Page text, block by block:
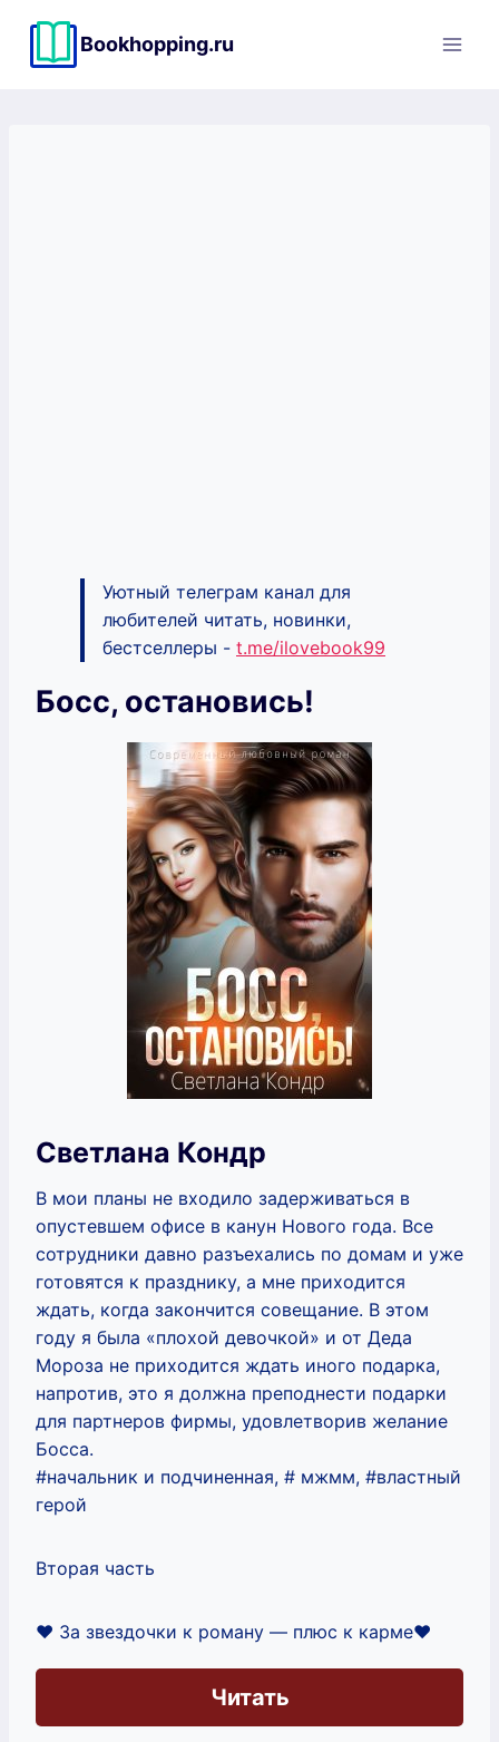
содержимому
Bookhopping.ru
Уютный телеграм канал для
любителей читать, новинки,
бестселлеры - t.me/ilovebook99
Босс, остановись!
Светлана Кондр
В мои планы не входило задерживаться в
опустевшем офисе в канун Нового года. Все
сотрудники давно разъехались по домам и уже
готовятся к празднику, а мне приходится
ждать, когда закончится совещание. В этом
году я была «плохой девочкой» и от Деда
Мороза не приходится ждать иного подарка,
напротив, это я должна преподнести подарки
для партнеров фирмы, удовлетворив желание
Босса.
#начальник и подчиненная, # мжмм, #властный
герой
Вторая часть
❤️ За звездочки к роману — плюс к карме❤️
Читать